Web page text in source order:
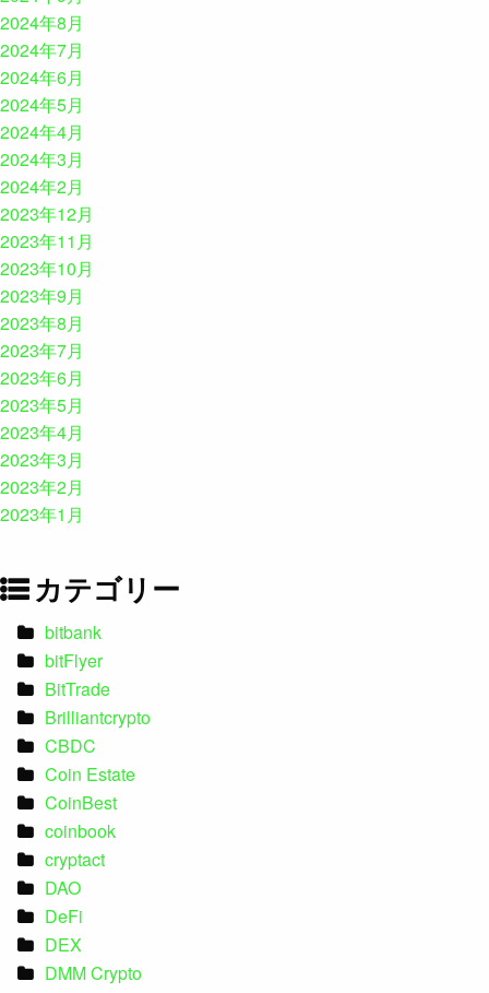
2024年8月
2024年7月
2024年6月
2024年5月
2024年4月
2024年3月
2024年2月
2023年12月
2023年11月
2023年10月
2023年9月
2023年8月
2023年7月
2023年6月
2023年5月
2023年4月
2023年3月
2023年2月
2023年1月
カテゴリー
bitbank
bitFlyer
BitTrade
Brilliantcrypto
CBDC
Coin Estate
CoinBest
coinbook
cryptact
DAO
DeFi
DEX
DMM Crypto